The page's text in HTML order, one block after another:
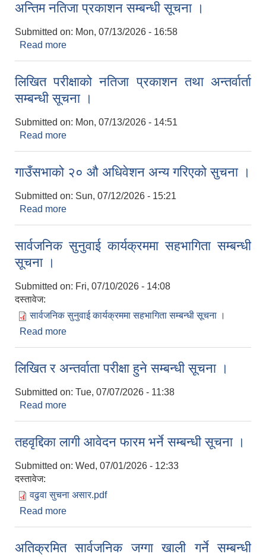
अन्तिम नतिजा प्रकाशन सम्बन्धी सूचना ।
Submitted on: Mon, 07/13/2026 - 16:58
Read more
लिखित परीक्षाको नतिजा प्रकाशन तथा अन्तर्वार्ता
सम्बन्धी सूचना ।
Submitted on: Mon, 07/13/2026 - 14:51
Read more
गाउँसभाको २० औ अधिवेशन अन्य गरिएको सुचना ।
Submitted on: Sun, 07/12/2026 - 15:21
Read more
सार्वजनिक सुनुवाई कार्यक्रममा सहभागिता सम्बन्धी
सूचना ।
Submitted on: Fri, 07/10/2026 - 14:08
दस्तावेज:
सार्वजनिक सुनुवाई कार्यक्रममा सहभागिता सम्बन्धी सूचना ।
Read more
लिखित र अन्तर्वाता परीक्षा हुने सम्बन्धी सूचना ।
Submitted on: Tue, 07/07/2026 - 11:38
Read more
तहवृद्दिका लागी आवेदन फारम भर्ने सम्बन्धी सूचना ।
Submitted on: Wed, 07/01/2026 - 12:33
दस्तावेज:
वढुवा सुचना असार.pdf
Read more
अतिक्रमित सार्वजनिक जग्गा खाली गर्ने सम्बन्धी